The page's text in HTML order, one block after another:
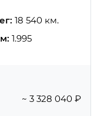
18 540 км.
1.995
~ 3 328 040 ₽